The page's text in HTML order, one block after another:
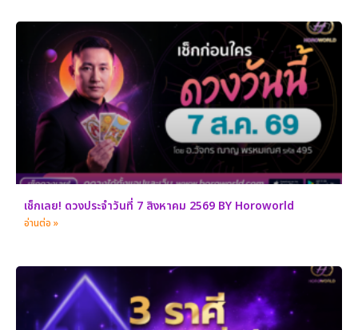
เช็กเลย! ดวงประจำวันที่ 7 สิงหาคม 2569 BY Horoworld
อ่านต่อ »